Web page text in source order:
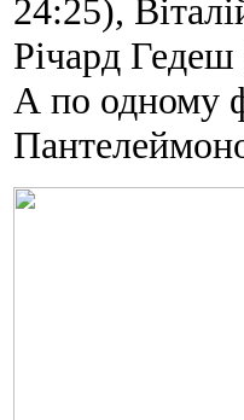
24:25),
Річард
А по одному